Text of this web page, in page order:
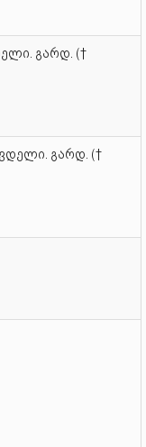
გარდ. (†
გარდ. (†